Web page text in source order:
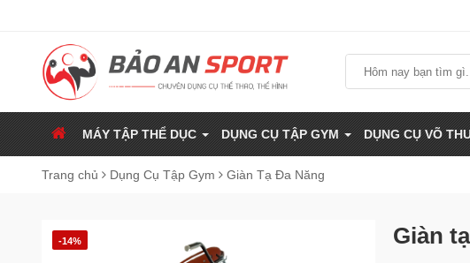
MÁY TẬP THỂ DỤC DỤNG CỤ TẬP GYM DỤNG CỤ VÕ
Trang chủ Dụng Cụ Tập Gym Giàn Tạ Đa Năng
-14% Giàn